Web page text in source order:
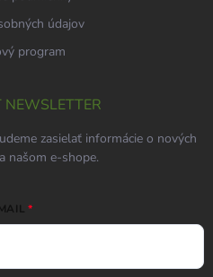
údajov
program
NEWSLETTER
zasielať informácie o nových
našom e-shope.